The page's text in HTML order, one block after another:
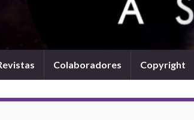
Colaboradores Copyright